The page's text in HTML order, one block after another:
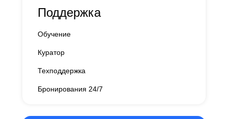
Поддержка
Обучение
Куратор
Техподдержка
Бронирования 24/7